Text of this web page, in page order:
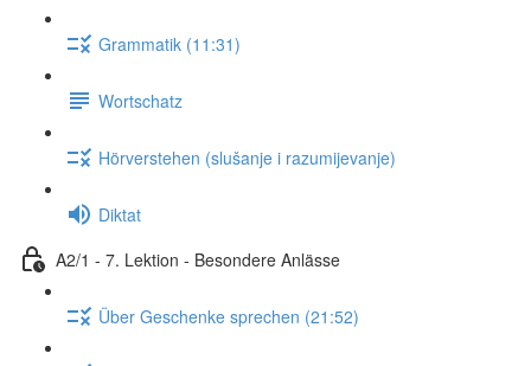
Grammatik (11:31)
Wortschatz
Hörverstehen (slušanje i razumijevanje)
Diktat
A2/1 - 7. Lektion - Besondere Anlässe
Über Geschenke sprechen (21:52)